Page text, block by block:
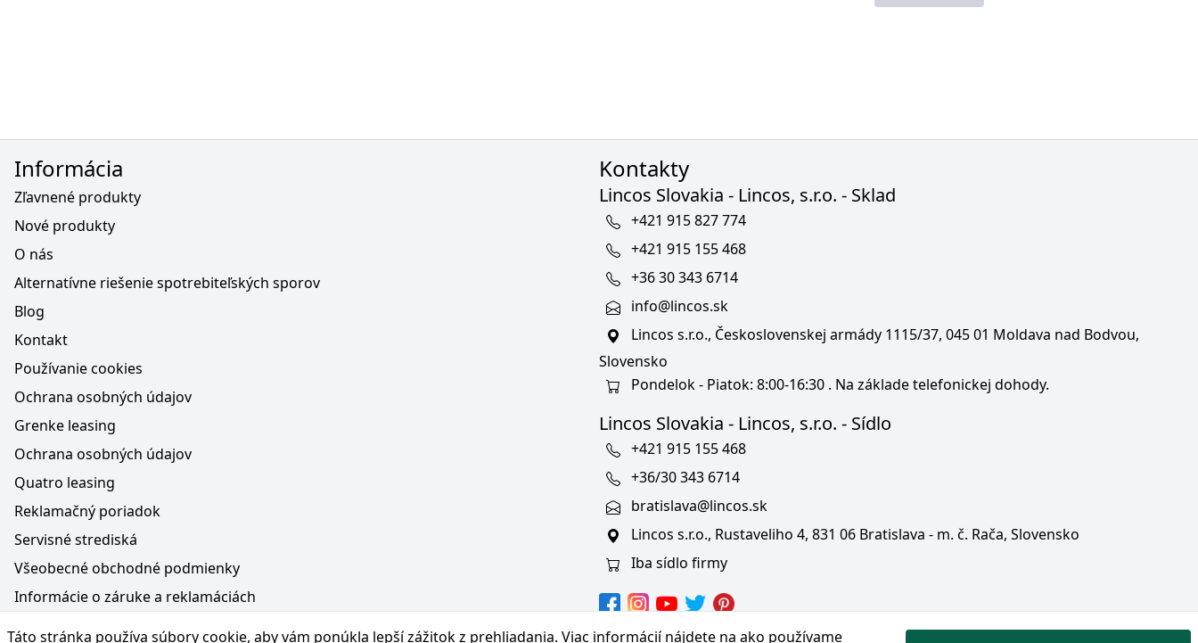
Táto stránka používa súbory cookie, aby vám ponúkla lepší zážitok z prehliadania. Viac informácií nájdete na ako používame
Informácia
Zľavnené produkty
Nové produkty
O nás
Alternatívne riešenie spotrebiteľských sporov
Blog
Kontakt
Používanie cookies
Ochrana osobných údajov
Grenke leasing
Ochrana osobných údajov
Quatro leasing
Reklamačný poriadok
Servisné strediská
Všeobecné obchodné podmienky
Informácie o záruke a reklamáciách
Kontakty
Lincos Slovakia - Lincos, s.r.o. - Sklad
+421 915 827 774
+421 915 155 468
+36 30 343 6714
info@lincos.sk
Lincos s.r.o., Československej armády 1115/37, 045 01 Moldava nad Bodvou,
Slovensko
Pondelok - Piatok: 8:00-16:30 . Na základe telefonickej dohody.
Lincos Slovakia - Lincos, s.r.o. - Sídlo
+421 915 155 468
+36/30 343 6714
bratislava@lincos.sk
Lincos s.r.o., Rustaveliho 4, 831 06 Bratislava - m. č. Rača, Slovensko
Iba sídlo firmy